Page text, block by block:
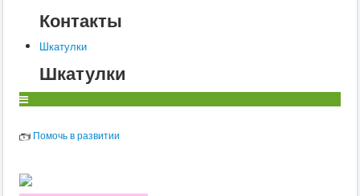
Контакты
Шкатулки
Шкатулки
Помочь в развитии